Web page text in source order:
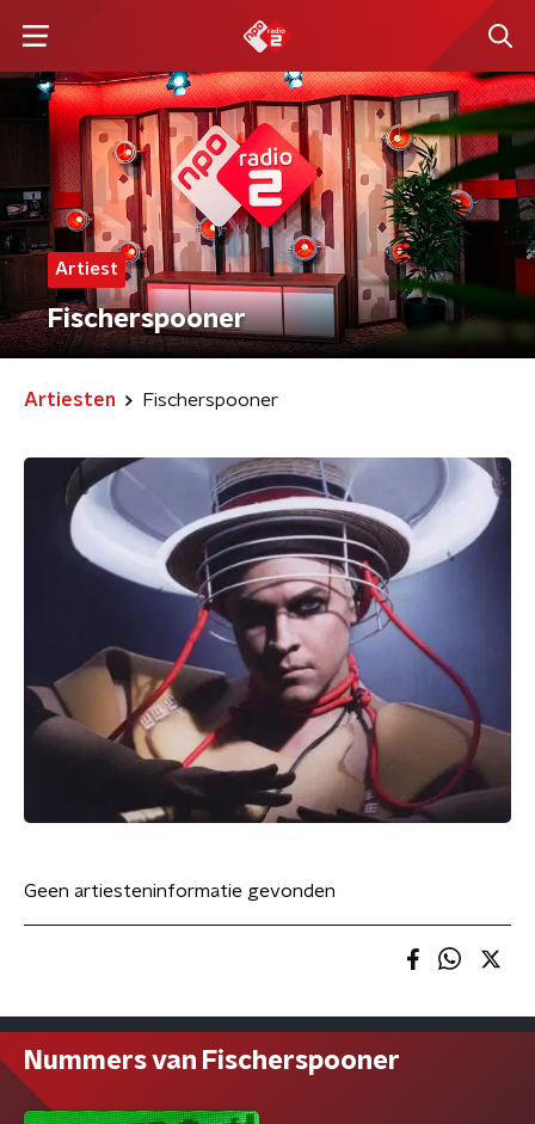
Artiest
Fischerspooner
Artiesten Fischerspooner
Geen artiesteninformatie gevonden
Nummers van Fischerspooner